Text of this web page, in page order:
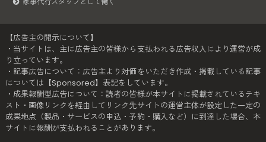
【広告主の開示について】
・当サイトは、主に広告主の皆様から支払われる広告収入により運営が成
り立っています。
・記事広告について：広告主より対価をいただき作成・掲載している記事
については【Sponsored】表記をしています。
・成果報酬型広告について：読者の皆様が本サイトに掲載されているテキ
スト・画像リンクを経由してリンク先サイトの運営主体が設定した一定の
成果地点（製品・サービスの申込・予約・購入など）に到達した場合、本
サイトに報酬が支払われることがあります。